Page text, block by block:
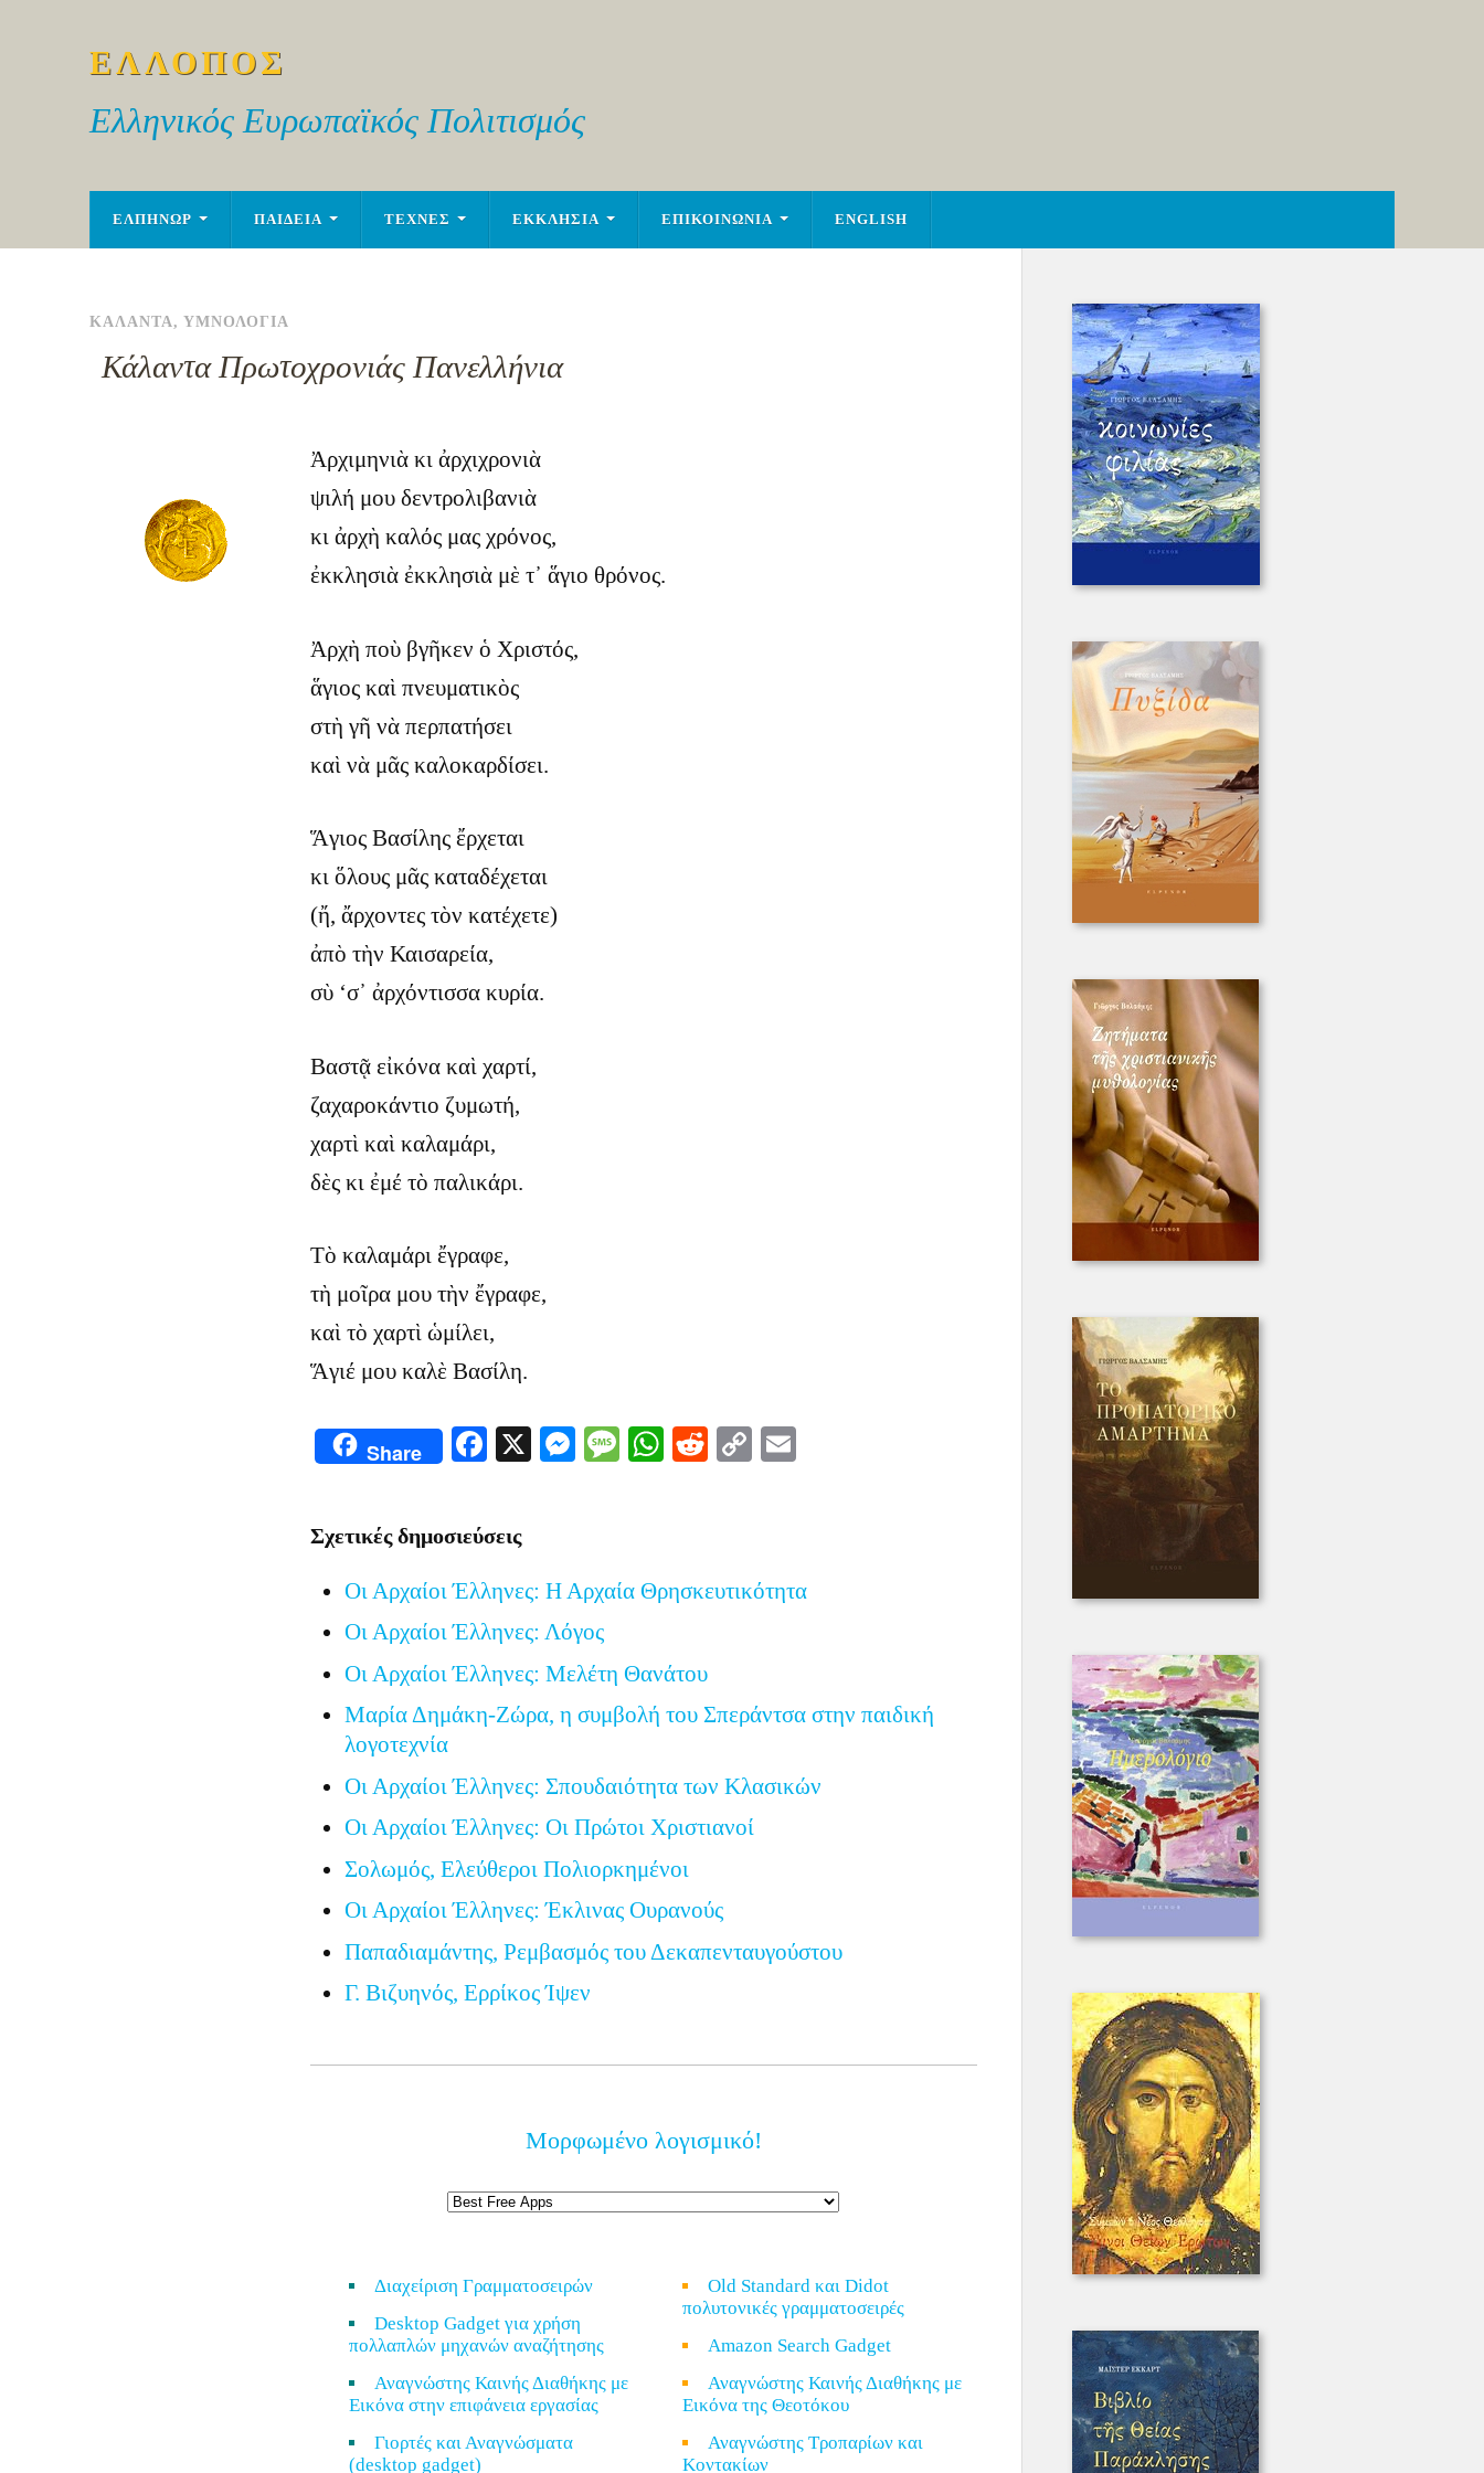
ΕΛΛΟΠΟΣ
Ελληνικός Ευρωπαϊκός Πολιτισμός
ΕΛΠΗΝΩΡ ΠΑΙΔΕΙΑ ΤΕΧΝΕΣ ΕΚΚΛΗΣΙΑ ΕΠΙΚΟΙΝΩΝΙΑ ENGLISH
ΚΑΛΑΝΤΑ, ΥΜΝΟΛΟΓΙΑ
Κάλαντα Πρωτοχρονιάς Πανελλήνια
Ἀρχιμηνιὰ κι ἀρχιχρονιὰ
ψιλή μου δεντρολιβανιὰ
κι ἀρχὴ καλός μας χρόνος,
ἐκκλησιὰ ἐκκλησιὰ μὲ τ᾿ ἅγιο θρόνος.
Ἀρχὴ ποὺ βγῆκεν ὁ Χριστός,
ἅγιος καὶ πνευματικὸς
στὴ γῆ νὰ περπατήσει
καὶ νὰ μᾶς καλοκαρδίσει.
Ἅγιος Βασίλης ἔρχεται
κι ὅλους μᾶς καταδέχεται
(ἤ, ἄρχοντες τὸν κατέχετε)
ἀπὸ τὴν Καισαρεία,
σὺ ‘σ᾿ ἀρχόντισσα κυρία.
Βαστᾷ εἰκόνα καὶ χαρτί,
ζαχαροκάντιο ζυμωτή,
χαρτὶ καὶ καλαμάρι,
δὲς κι ἐμέ τὸ παλικάρι.
Τὸ καλαμάρι ἔγραφε,
τὴ μοῖρα μου τὴν ἔγραφε,
καὶ τὸ χαρτὶ ὡμίλει,
Ἅγιέ μου καλὲ Βασίλη.
Share Facebook
X Messenger
Message
WhatsApp
Reddit
CopyEmail
Σχετικές δημοσιεύσεις
Οι Αρχαίοι Έλληνες: Η Αρχαία Θρησκευτικότητα
Οι Αρχαίοι Έλληνες: Λόγος
Οι Αρχαίοι Έλληνες: Μελέτη Θανάτου
Μαρία Δημάκη-Ζώρα, η συμβολή του Σπεράντσα στην παιδική
λογοτεχνία
Οι Αρχαίοι Έλληνες: Σπουδαιότητα των Κλασικών
Οι Αρχαίοι Έλληνες: Οι Πρώτοι Χριστιανοί
Σολωμός, Ελεύθεροι Πολιορκημένοι
Οι Αρχαίοι Έλληνες: Έκλινας Ουρανούς
Παπαδιαμάντης, Ρεμβασμός του Δεκαπενταυγούστου
Γ. Βιζυηνός, Ερρίκος Ίψεν
Μορφωμένο λογισμικό!
Διαχείριση Γραμματοσειρών
Desktop Gadget για χρήση
πολλαπλών μηχανών αναζήτησης
Αναγνώστης Καινής Διαθήκης με
Εικόνα στην επιφάνεια εργασίας
Γιορτές και Αναγνώσματα
(desktop gadget)
Old Standard και Didot
πολυτονικές γραμματοσειρές
Amazon Search Gadget
Αναγνώστης Καινής Διαθήκης με
Εικόνα της Θεοτόκου
Αναγνώστης Τροπαρίων και
Κοντακίων